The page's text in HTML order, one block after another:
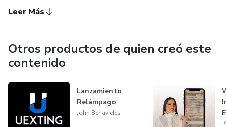
Leer Más
Otros productos de quien creó este
contenido
Lanzamiento
Relámpago
John Benavides